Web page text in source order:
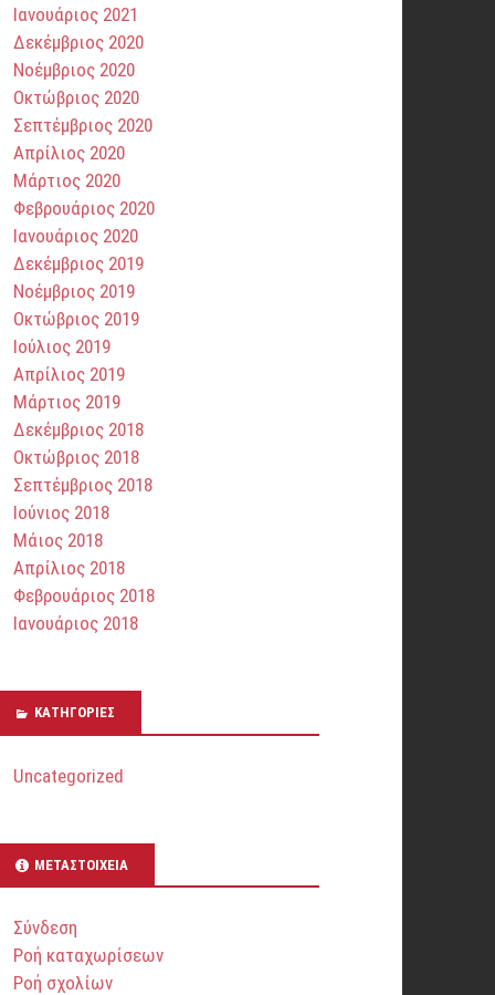
Ιανουάριος 2021
Δεκέμβριος 2020
Νοέμβριος 2020
Οκτώβριος 2020
Σεπτέμβριος 2020
Απρίλιος 2020
Μάρτιος 2020
Φεβρουάριος 2020
Ιανουάριος 2020
Δεκέμβριος 2019
Νοέμβριος 2019
Οκτώβριος 2019
Ιούλιος 2019
Απρίλιος 2019
Μάρτιος 2019
Δεκέμβριος 2018
Οκτώβριος 2018
Σεπτέμβριος 2018
Ιούνιος 2018
Μάιος 2018
Απρίλιος 2018
Φεβρουάριος 2018
Ιανουάριος 2018
KΑΤΗΓΟΡΊΕΣ
Uncategorized
ΜΕΤΑΣΤΟΙΧΕΊΑ
Σύνδεση
Ροή καταχωρίσεων
Ροή σχολίων